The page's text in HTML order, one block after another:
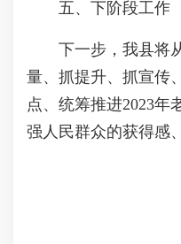
五、下阶段工作
下一步，我县将从
量、抓提升、抓宣传
点、统筹推进2023年
强人民群众的获得感